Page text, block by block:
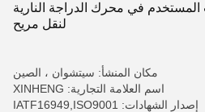
المستخدم في محرك الدراجة النارية
لنقل مريح
مكان المنشأ: سيتشوان ، الصين
اسم العلامة التجارية: XINHENG
إصدار الشهادات: IATF16949,ISO9001